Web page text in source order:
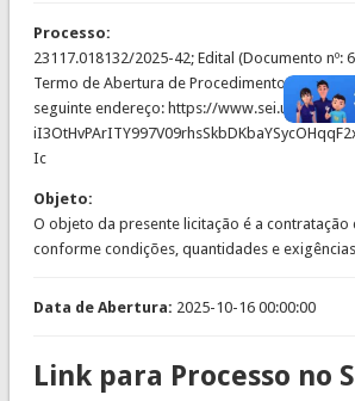
Processo:
23117.018132/2025-42; Edital (Documento
Termo de Abertura de Procedimento
seguinte endereço: https://www.sei.ufu.br/
Ic
Objeto:
O objeto da presente licitação é a contratação
conforme condições, quantidades e
Data de Abertura: 2025-10-16 00:00:00
Link para Processo no